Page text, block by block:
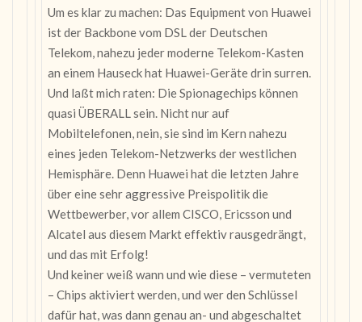
Um es klar zu machen: Das Equipment von Huawei
ist der Backbone vom DSL der Deutschen
Telekom, nahezu jeder moderne Telekom-Kasten
an einem Hauseck hat Huawei-Geräte drin surren.
Und laßt mich raten: Die Spionagechips können
quasi ÜBERALL sein. Nicht nur auf
Mobiltelefonen, nein, sie sind im Kern nahezu
eines jeden Telekom-Netzwerks der westlichen
Hemisphäre. Denn Huawei hat die letzten Jahre
über eine sehr aggressive Preispolitik die
Wettbewerber, vor allem CISCO, Ericsson und
Alcatel aus diesem Markt effektiv rausgedrängt,
und das mit Erfolg!
Und keiner weiß wann und wie diese – vermuteten
– Chips aktiviert werden, und wer den Schlüssel
dafür hat, was dann genau an- und abgeschaltet